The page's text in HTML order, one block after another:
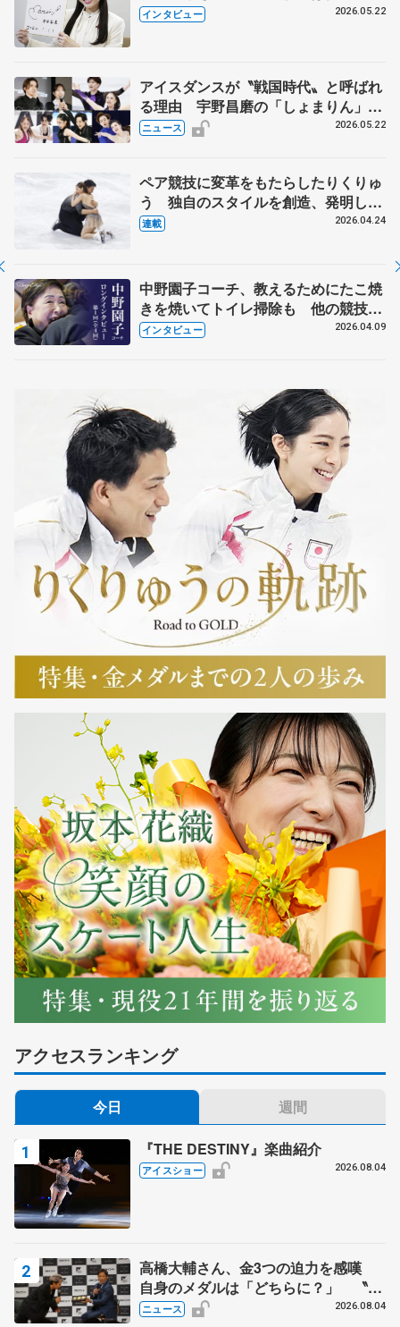
退時の単独インタビューで語った競技
インタビュー 2026.05.22
アイスダンスが〝戦国時代〟と呼ばれ
る理由 宇野昌磨の「しょまりん」ら
実力者が相次いで参戦 国内の競争激
ニュース 2026.05.22
ペア競技に変革をもたらしたりくりゅ
う 独自のスタイルを創造、発明した
【引退発表後②】
連載 2026.04.24
中野園子コーチ、教えるためにたこ焼
きを焼いてトイレ掃除も 他の競技に
も通用するという坂本花織の筋肉
インタビュー 2026.04.09
アクセスランキング
今日 週間
『THE DESTINY』楽曲紹介
アイスショー 2026.08.04
高橋大輔さん、金3つの迫力を感嘆
自身のメダルは「どちらに？」 〝リ
ス兄弟〟オリンピック3連覇の野村忠
ニュース 2026.08.04